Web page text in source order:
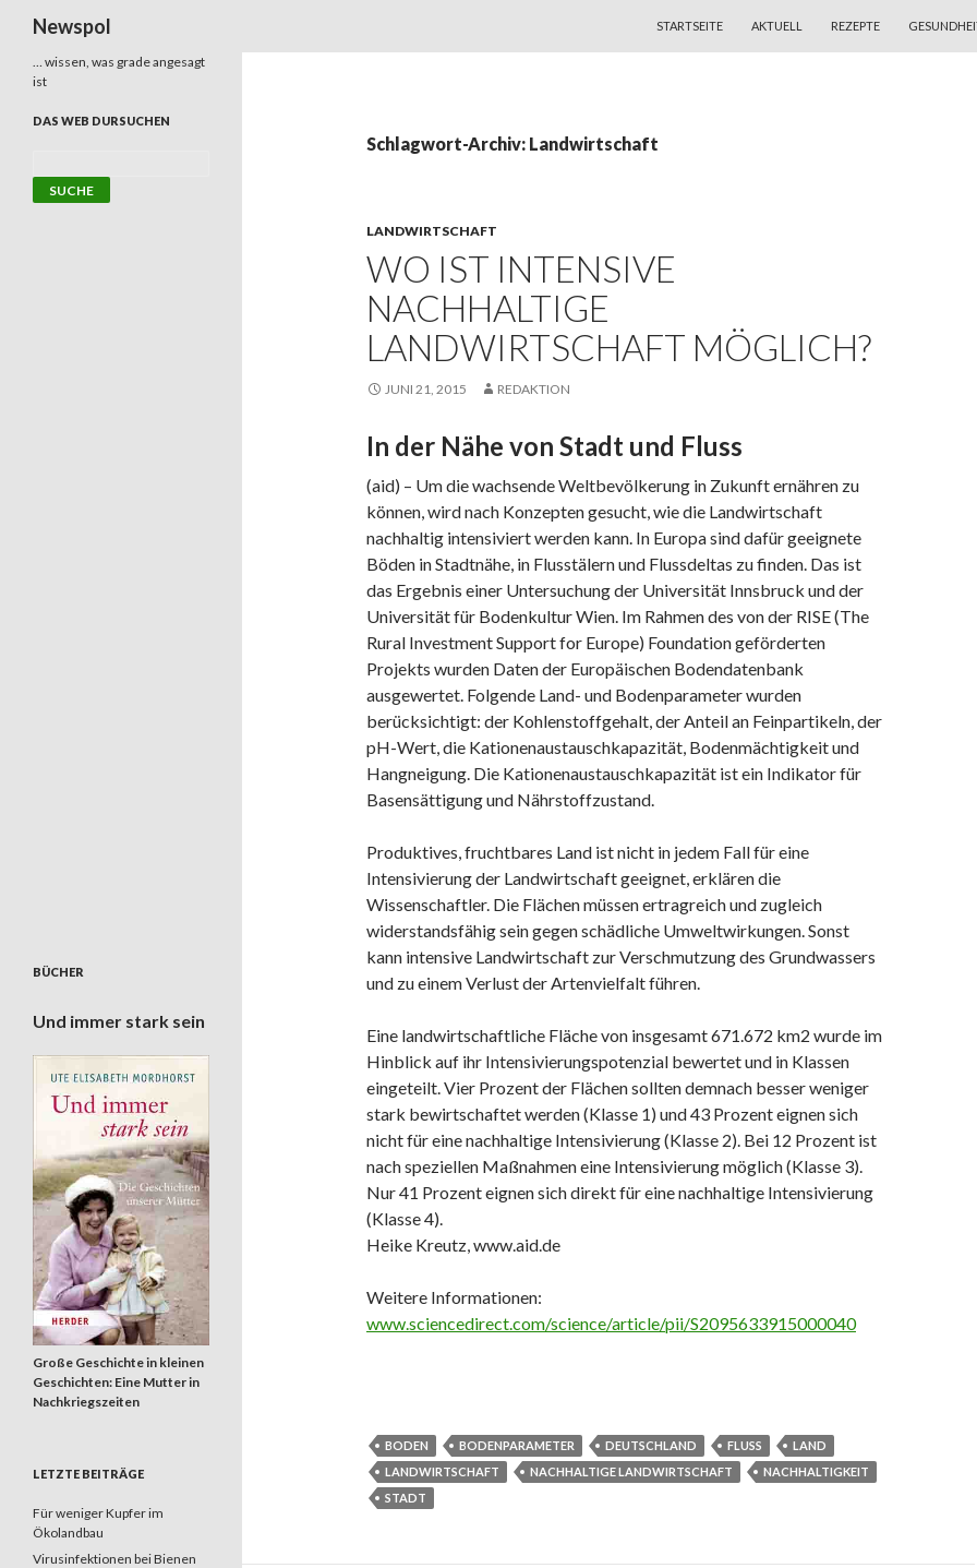
Newspol
STARTSEITE
AKTUELL REZEPTE
Schlagwort-Archiv: Landwirtschaft
LANDWIRTSCHAFT
WO IST INTENSIVE
NACHHALTIGE
LANDWIRTSCHAFT MÖGLICH?
JUNI 21, 2015 REDAKTION
In der Nähe von Stadt und Fluss
(aid) – Um die wachsende Weltbevölkerung in Zukunft ernähren zu
können, wird nach Konzepten gesucht, wie die Landwirtschaft
nachhaltig intensiviert werden kann. In Europa sind dafür geeignete
Böden in Stadtnähe, in Flusstälern und Flussdeltas zu finden. Das ist
das Ergebnis einer Untersuchung der Universität Innsbruck und der
Universität für Bodenkultur Wien. Im Rahmen des von der RISE (The
Rural Investment Support for Europe) Foundation geförderten
Projekts wurden Daten der Europäischen Bodendatenbank
ausgewertet. Folgende Land- und Bodenparameter wurden
berücksichtigt: der Kohlenstoffgehalt, der Anteil an Feinpartikeln, der
pH-Wert, die Kationenaustauschkapazität, Bodenmächtigkeit und
Hangneigung. Die Kationenaustauschkapazität ist ein Indikator für
Basensättigung und Nährstoffzustand.
Produktives, fruchtbares Land ist nicht in jedem Fall für eine
Intensivierung der Landwirtschaft geeignet, erklären die
Wissenschaftler. Die Flächen müssen ertragreich und zugleich
widerstandsfähig sein gegen schädliche Umweltwirkungen. Sonst
kann intensive Landwirtschaft zur Verschmutzung des Grundwassers
und zu einem Verlust der Artenvielfalt führen.
Eine landwirtschaftliche Fläche von insgesamt 671.672 km2 wurde im
Hinblick auf ihr Intensivierungspotenzial bewertet und in Klassen
eingeteilt. Vier Prozent der Flächen sollten demnach besser weniger
stark bewirtschaftet werden (Klasse 1) und 43 Prozent eignen sich
nicht für eine nachhaltige Intensivierung (Klasse 2). Bei 12 Prozent ist
nach speziellen Maßnahmen eine Intensivierung möglich (Klasse 3).
Nur 41 Prozent eignen sich direkt für eine nachhaltige Intensivierung
(Klasse 4).
Heike Kreutz, www.aid.de
Weitere Informationen:
www.sciencedirect.com/science/article/pii/S2095633915000040
BODEN BODENPARAMETER DEUTSCHLAND FLUSS
LAND
LANDWIRTSCHAFT
NACHHALTIGE LANDWIRTSCHAFT
NACHHALTIGKEIT
STADT
… wissen, was grade angesagt
ist
DAS WEB DURSUCHEN
BÜCHER
Und immer stark sein
Große Geschichte in kleinen
Geschichten: Eine Mutter in
Nachkriegszeiten
LETZTE BEITRÄGE
Für weniger Kupfer im
Ökolandbau
Virusinfektionen bei Bienen